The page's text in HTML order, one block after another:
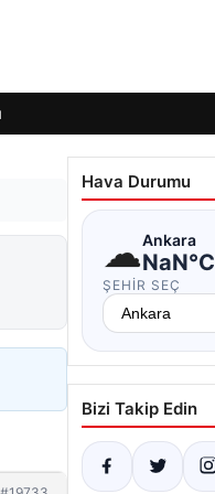
Hava Durumu
☁Ankara
NaN°C
ŞEHIR SEÇ
Bizi Takip Edin